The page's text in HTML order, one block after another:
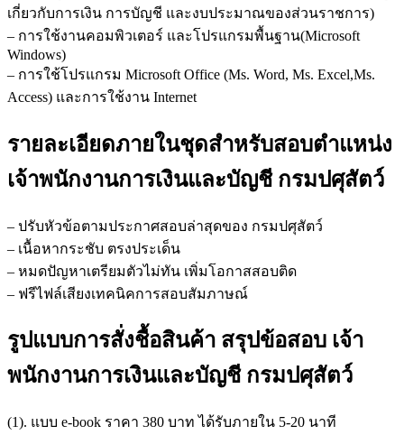
เกี่ยวกับการเงิน การบัญชี และงบประมาณของส่วนราชการ)
– การใช้งานคอมพิวเตอร์ และโปรแกรมพื้นฐาน(Microsoft
Windows)
– การใช้โปรแกรม Microsoft Office (Ms. Word, Ms. Excel,Ms.
Access) และการใช้งาน Internet
รายละเอียดภายในชุดสำหรับสอบตำแหน่ง
เจ้าพนักงานการเงินและบัญชี กรมปศุสัตว์
– ปรับหัวข้อตามประกาศสอบล่าสุดของ กรมปศุสัตว์
– เนื้อหากระชับ ตรงประเด็น
– หมดปัญหาเตรียมตัวไม่ทัน เพิ่มโอกาสสอบติด
– ฟรีไฟล์เสียงเทคนิคการสอบสัมภาษณ์
รูปแบบการสั่งชื้อสินค้า สรุปข้อสอบ เจ้า
พนักงานการเงินและบัญชี กรมปศุสัตว์
(1). แบบ e-book ราคา 380 บาท ได้รับภายใน 5-20 นาที